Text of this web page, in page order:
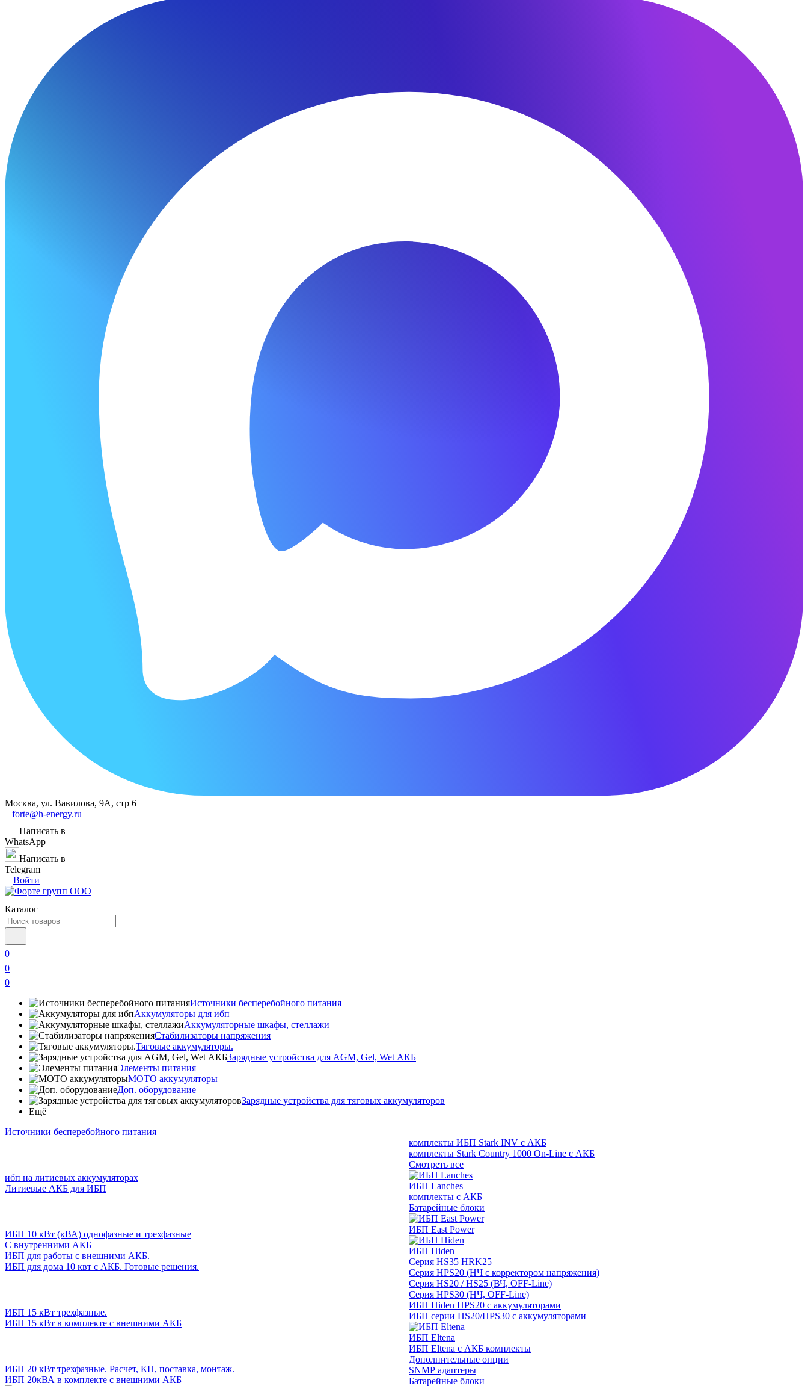
Москва, ул. Вавилова, 9А, стр 6
forte@h-energy.ru
Написать в
WhatsApp
Написать в
Telegram
Войти
Каталог
0
0
0
Источники бесперебойного питания
Аккумуляторы для ибп
Аккумуляторные шкафы, стеллажи
Стабилизаторы напряжения
Тяговые аккумуляторы.
Зарядные устройства для AGM, Gel, Wet АКБ
Элементы питания
МОТО аккумуляторы
Доп. оборудование
Зарядные устройства для тяговых аккумуляторов
Ещё
Источники бесперебойного питания
ибп на литиевых аккумуляторах
Литиевые АКБ для ИБП
ИБП 10 кВт (кВА) однофазные и трехфазные
С внутренними АКБ
ИБП для работы с внешними АКБ.
ИБП для дома 10 квт с АКБ. Готовые решения.
ИБП 15 кВт трехфазные.
ИБП 15 кВт в комплекте с внешними АКБ
ИБП 20 кВт трехфазные. Расчет, КП, поставка, монтаж.
ИБП 20кВА в комплекте с внешними АКБ
комплекты ИБП Stark INV с АКБ
комплекты Stark Country 1000 On-Line с АКБ
Смотреть все
ИБП Lanches
комплекты с АКБ
Батарейные блоки
ИБП East Power
ИБП Hiden
Серия HS35 HRK25
Серия HPS20 (НЧ с корректором напряжения)
Серия HS20 / HS25 (ВЧ, OFF-Line)
Серия HPS30 (НЧ, OFF-Line)
ИБП Hiden HPS20 с аккумуляторами
ИБП серии HS20/HPS30 с аккумуляторами
ИБП Eltena
ИБП Eltena с АКБ комплекты
Дополнительные опции
SNMP адаптеры
Батарейные блоки